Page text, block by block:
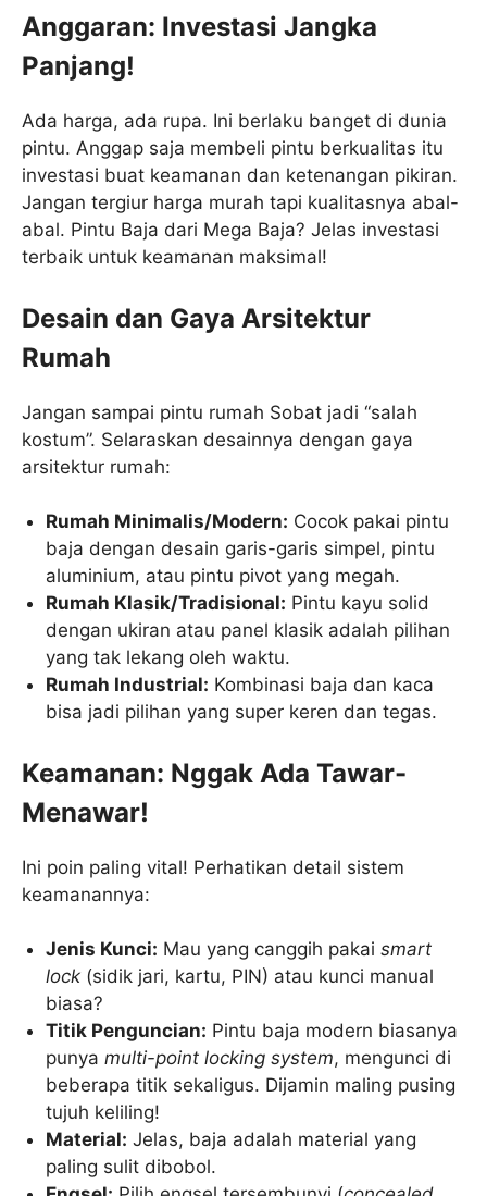
Anggaran: Investasi Jangka
Panjang!
Ada harga, ada rupa. Ini berlaku banget di dunia
pintu. Anggap saja membeli pintu berkualitas itu
investasi buat keamanan dan ketenangan pikiran.
Jangan tergiur harga murah tapi kualitasnya abal-
abal. Pintu Baja dari Mega Baja? Jelas investasi
terbaik untuk keamanan maksimal!
Desain dan Gaya Arsitektur
Rumah
Jangan sampai pintu rumah Sobat jadi “salah
kostum”. Selaraskan desainnya dengan gaya
arsitektur rumah:
Rumah Minimalis/Modern: Cocok pakai pintu
baja dengan desain garis-garis simpel, pintu
aluminium, atau pintu pivot yang megah.
Rumah Klasik/Tradisional: Pintu kayu solid
dengan ukiran atau panel klasik adalah pilihan
yang tak lekang oleh waktu.
Rumah Industrial: Kombinasi baja dan kaca
bisa jadi pilihan yang super keren dan tegas.
Keamanan: Nggak Ada Tawar-
Menawar!
Ini poin paling vital! Perhatikan detail sistem
keamanannya:
Jenis Kunci: Mau yang canggih pakaismart
lock (sidik jari, kartu, PIN) atau kunci manual
biasa?
Titik Penguncian: Pintu baja modern biasanya
punyamulti-point locking system, mengunci di
beberapa titik sekaligus. Dijamin maling pusing
tujuh keliling!
Material: Jelas, baja adalah material yang
paling sulit dibobol.